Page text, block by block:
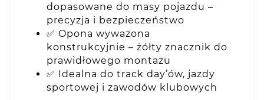
dopasowane do masy pojazdu –
precyzja i bezpieczeństwo
✅ Opona wyważona
konstrukcyjnie – żółty znacznik do
prawidłowego montażu
✅ Idealna do track day’ów, jazdy
sportowej i zawodów klubowych